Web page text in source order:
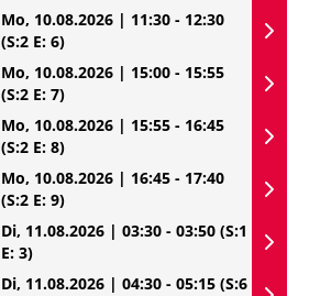
Mo, 10.08.2026 | 11:30 - 12:30
(S:2 E: 6)
Mo, 10.08.2026 | 15:00 - 15:55
(S:2 E: 7)
Mo, 10.08.2026 | 15:55 - 16:45
(S:2 E: 8)
Mo, 10.08.2026 | 16:45 - 17:40
(S:2 E: 9)
Di, 11.08.2026 | 03:30 - 03:50 (S:1
E: 3)
Di, 11.08.2026 | 04:30 - 05:15 (S:6